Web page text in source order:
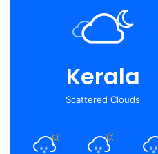
Kerala
Scattered Clouds